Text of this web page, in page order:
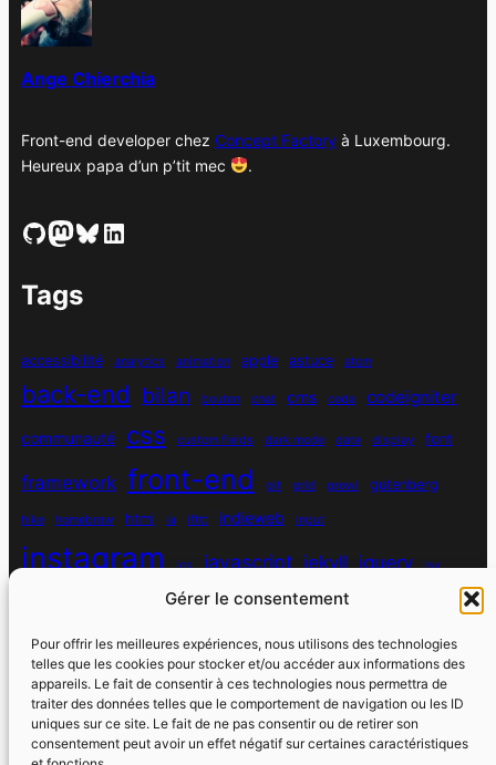
Gérer le consentement
Pour offrir les meilleures expériences, nous utilisons des technologies
telles que les cookies pour stocker et/ou accéder aux informations des
appareils. Le fait de consentir à ces technologies nous permettra de
traiter des données telles que le comportement de navigation ou les ID
uniques sur ce site. Le fait de ne pas consentir ou de retirer son
consentement peut avoir un effet négatif sur certaines caractéristiques
e
s
Ange Chierchia
Front-end developer chez Concept Factoryà Luxembourg.
Heureux papa d’un p’tit mec
.
GitHub Mastodon Bluesky LinkedIn
Tags
accessibilité analytics animation apple astuce atom
back-end bilan bouton chat cms coda codeigniter
communauté css custom fields dark mode date display font
framework front-end git grid growl gutenberg
hike homebrew html ia ifttt indieweb input
instagram ios javascript jekyll jquery jsx
masonry media queries mysql navigation
personnel php pixel plugin
programmation objet python quotes react regex responsive run